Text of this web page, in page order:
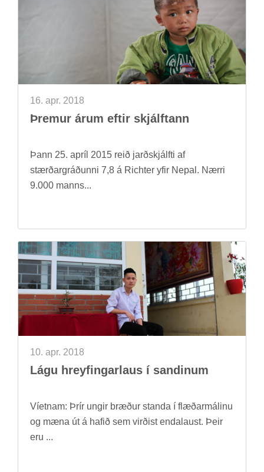
16. apr. 2018
Þrem­ur árum eft­ir skjálft­ann
Þann 25. apríl 2015 reið jarð­skjálfti af
stærð­ar­gráð­unni 7,8 á Richter yfir Nepal. Nærri
9.000 manns...
10. apr. 2018
Lágu hreyf­ing­ar­laus í sand­in­um
Víet­nam: Þrír ung­ir bræð­ur standa í flæð­ar­mál­inu
og mæna út á haf­ið sem virð­ist enda­laust. Þeir
eru ...